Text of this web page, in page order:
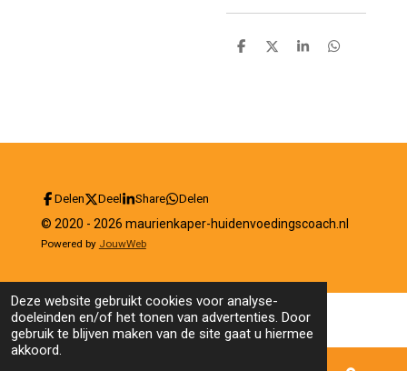
Deze website gebruikt cookies voor analyse-
doeleinden en/of het tonen van advertenties. Door
gebruik te blijven maken van de site gaat u hiermee
akkoord.
D
D
S
D
Delen Deel Share Delen
© 2020 - 2026 maurienkaper-huidenvoedingscoach.nl
Powered by JouwWeb